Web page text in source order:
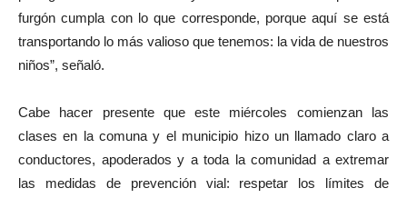
furgón cumpla con lo que corresponde, porque aquí se está
transportando lo más valioso que tenemos: la vida de nuestros
niños”, señaló.
Cabe hacer presente que este miércoles comienzan las
clases en la comuna y el municipio hizo un llamado claro a
conductores, apoderados y a toda la comunidad a extremar
las medidas de prevención vial: respetar los límites de